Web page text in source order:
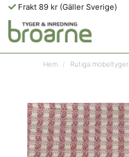
Frakt 89 kr (Gäller Sverige)
Hem Rutiga möbeltyger